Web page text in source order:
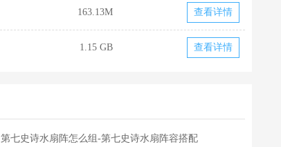
163.13M 查看详情
1.15 GB 查看详情
第七史诗水扇阵怎么组-第七史诗水扇阵容搭配